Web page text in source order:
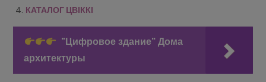
КАТАЛОГ ЦВІККІ
"Цифровое здание" Дома
архитектуры